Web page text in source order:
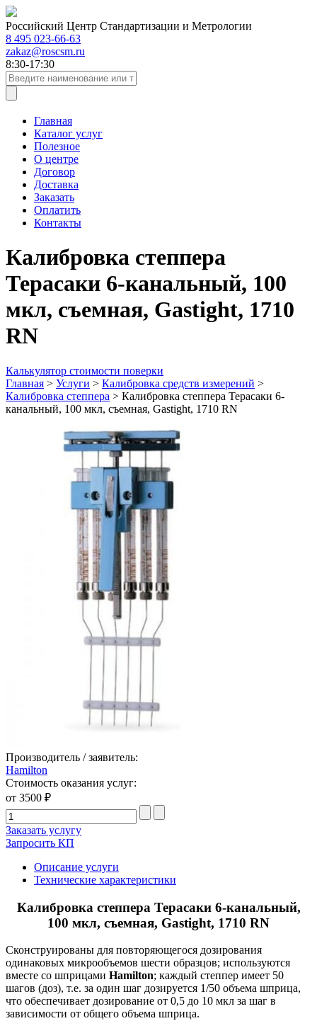
Российский Центр Стандартизации и Метрологии
8 495 023-66-63
zakaz@roscsm.ru
8:30-17:30
Главная
Каталог услуг
Полезное
О центре
Договор
Доставка
Заказать
Оплатить
Контакты
Калибровка степпера
Терасаки 6-канальный, 100
мкл, съемная, Gastight, 1710
RN
Калькулятор стоимости поверки
Главная > Услуги > Калибровка средств измерений >
Калибровка степпера > Калибровка степпера Терасаки 6-
канальный, 100 мкл, съемная, Gastight, 1710 RN
Производитель / заявитель:
Hamilton
Стоимость оказания услуг:
от 3500 ₽
Заказать услугу
Запросить КП
Описание услуги
Технические характеристики
Калибровка степпера Терасаки 6-канальный,
100 мкл, съемная, Gastight, 1710 RN
Сконструированы для повторяющегося дозирования
одинаковых микрообъемов шести образцов; используются
вместе со шприцами Hamilton; каждый степпер имеет 50
шагов (доз), т.е. за один шаг дозируется 1/50 объема шприца,
что обеспечивает дозирование от 0,5 до 10 мкл за шаг в
зависимости от общего объема шприца.